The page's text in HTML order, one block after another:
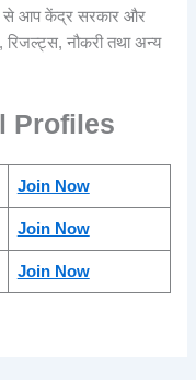
से आप केंद्र सरकार और
नौकरी तथा अन्य
Profiles
Join Now
Join Now
Join Now